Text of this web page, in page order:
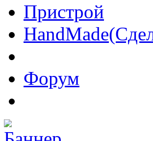
Пристрой
Форум